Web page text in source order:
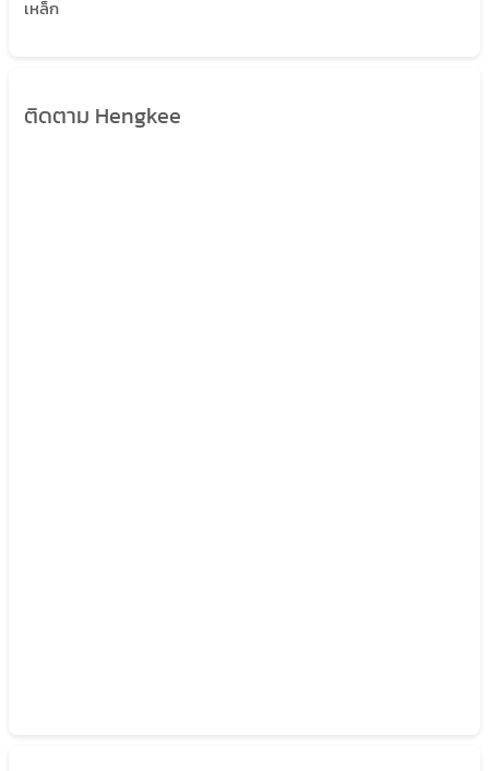
เหล็ก
ติดตาม Hengkee